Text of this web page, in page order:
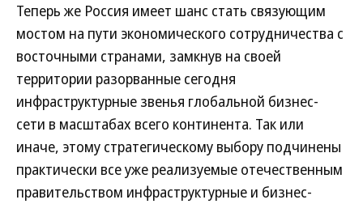
Теперь же Россия имеет шанс стать связующим
мостом на пути экономического сотрудничества с
восточными странами, замкнув на своей
территории разорванные сегодня
инфраструктурные звенья глобальной бизнес-
сети в масштабах всего континента. Так или
иначе, этому стратегическому выбору подчинены
практически все уже реализуемые отечественным
правительством инфраструктурные и бизнес-